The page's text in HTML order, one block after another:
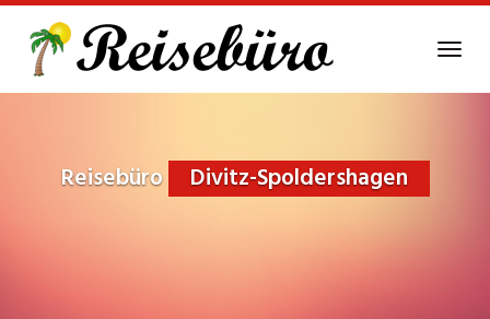
main
Reisebüro Divitz-Spoldershagen